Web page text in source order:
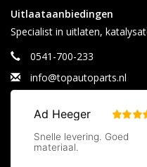
Contact:
info@topautoparts.nl
0541-700-233
0613626597 (Whatsapp)
Maandag t/m vrijdag 08:30 -
Uitlaataanbiedingen
Specialist in uitlaten,
0541-700-233
info@topautoparts.nl